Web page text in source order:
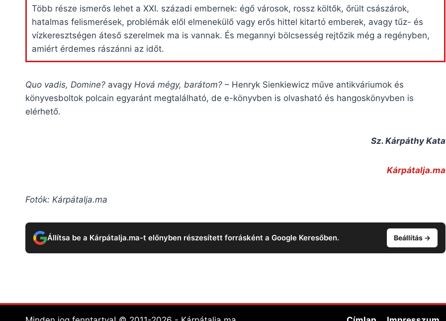
Több része ismerős lehet a XXI. századi embernek: égő városok, rossz költők, őrült császárok,
hatalmas felismerések, problémák elől elmenekülő vagy erős hittel kitartó emberek, avagy tűz- és
vízkeresztségen áteső szerelmek ma is vannak. És megannyi bölcsesség rejtőzik még a regényben,
amiért érdemes rászánni az időt.
Quo vadis, Domine? avagy Hová mégy, barátom? – Henryk Sienkiewicz műve antikváriumok és
könyvesboltok polcain egyaránt megtalálható, de e-könyvben is olvasható és hangoskönyvben is
elérhető.
Sz. Kárpáthy Kata
Kárpátalja.ma
Fotók: Kárpátalja.ma
Állítsa be a Kárpátalja.ma-t előnyben részesített forrásként a Google Keresőben. Beállítás →